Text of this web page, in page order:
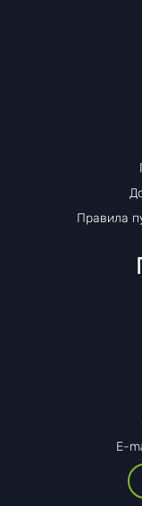
Правила
E-